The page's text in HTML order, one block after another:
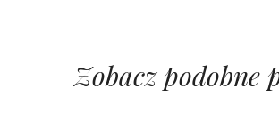
Zobacz podobne